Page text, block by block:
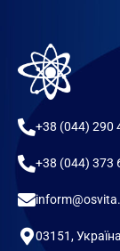
+38 (044) 290
+38 (044) 373
03151,